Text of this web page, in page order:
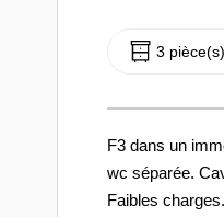
3 pièce(s)
F3 dans un
wc séparée.
Faibles charges.